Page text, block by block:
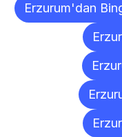
Erzurum'dan